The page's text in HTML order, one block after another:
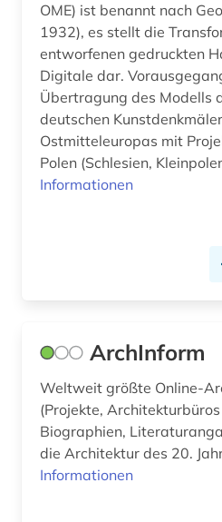
gebäudelehre (1)
gemme (1)
geographie (1)
geschichte 1945 - (1)
OME) ist benannt nach
1932), es stellt die
entworfenen gedruckten
Digitale dar.
Übertragung des Modells
deutschen
Ostmitteleuropas mit
Polen (Schlesien,
Informationen
ArchInform
Weltweit größte Online-
(Projekte,
Biographien,
die Architektur des 20.
Informationen